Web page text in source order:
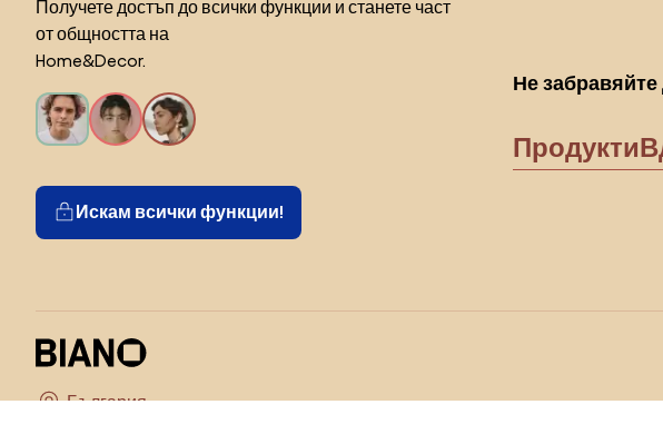
Получете достъп до всички функции и станете част
от общността на
Home&Decor.
Искам всички функции!
Не забравяйте
Продукти